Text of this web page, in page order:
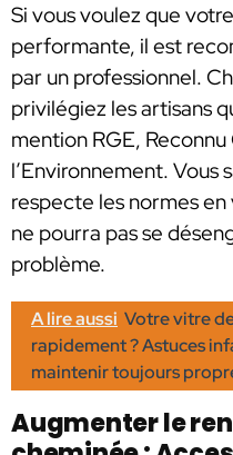
Si vous voulez que
performante, il est
par un professionnel.
privilégiez les artisans
mention RGE,
l’Environnement. Vous
respecte les normes en
ne pourra pas se
problème.
A lire aussi Votre vitre
rapidement ? Astuces
maintenir toujours
Augmenter le